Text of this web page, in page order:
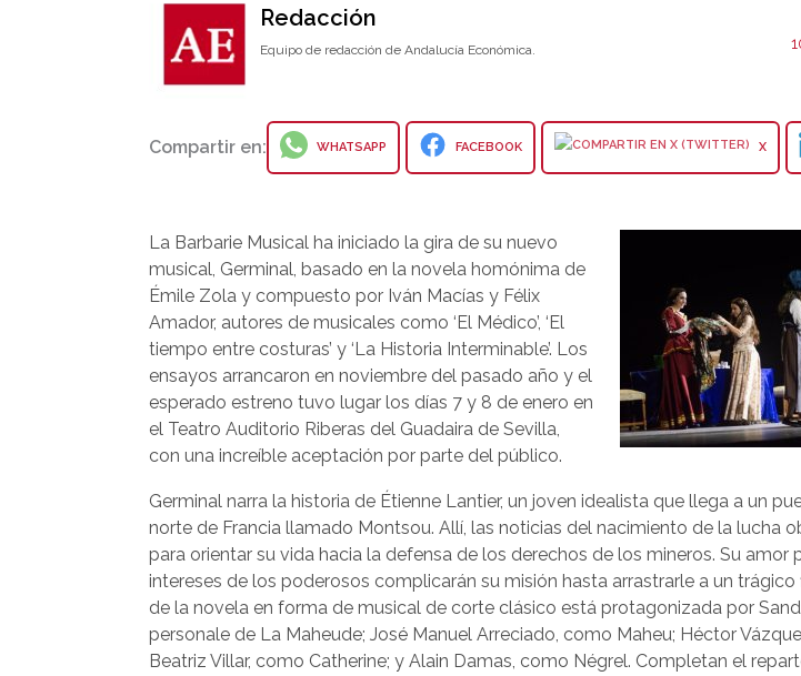
Redacción
Equipo de redacción de Andalucía Económica.
Compartir en: WHATSAPP FACEBOOK X
La Barbarie Musical ha iniciado la gira de su nuevo
musical, Germinal, basado en la novela homónima de
Émile Zola y compuesto por Iván Macías y Félix
Amador, autores de musicales como ‘El Médico’, ‘El
tiempo entre costuras’ y ‘La Historia Interminable’. Los
ensayos arrancaron en noviembre del pasado año y el
esperado estreno tuvo lugar los días 7 y 8 de enero en
el Teatro Auditorio Riberas del Guadaira de Sevilla,
con una increíble aceptación por parte del público.
Germinal narra la historia de Étienne Lantier, un joven idealista que llega a un
norte de Francia llamado Montsou. Allí, las noticias del nacimiento de la lucha
para orientar su vida hacia la defensa de los derechos de los mineros. Su amor
intereses de los poderosos complicarán su misión hasta arrastrarle a un trágico
de la novela en forma de musical de corte clásico está protagonizada por
personale de La Maheude; José Manuel Arreciado, como Maheu; Héctor
Beatriz Villar, como Catherine; y Alain Damas, como Négrel. Completan el